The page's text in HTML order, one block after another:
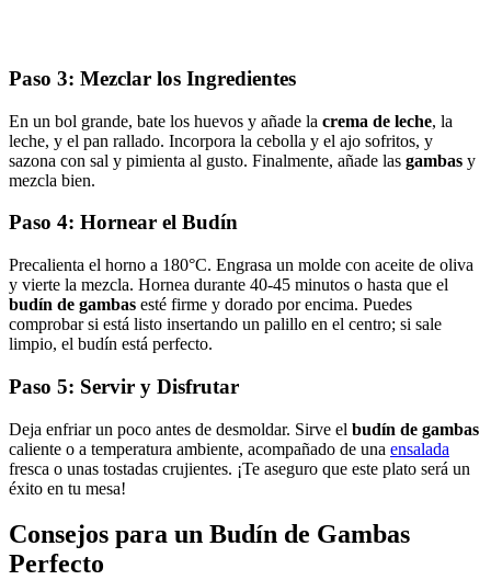
Paso 3: Mezclar los Ingredientes
En un bol grande, bate los huevos y añade la crema de leche, la
leche, y el pan rallado. Incorpora la cebolla y el ajo sofritos, y
sazona con sal y pimienta al gusto. Finalmente, añade las gambas y
mezcla bien.
Paso 4: Hornear el Budín
Precalienta el horno a 180°C. Engrasa un molde con aceite de oliva
y vierte la mezcla. Hornea durante 40-45 minutos o hasta que el
budín de gambas esté firme y dorado por encima. Puedes
comprobar si está listo insertando un palillo en el centro; si sale
limpio, el budín está perfecto.
Paso 5: Servir y Disfrutar
Deja enfriar un poco antes de desmoldar. Sirve el budín de gambas
caliente o a temperatura ambiente, acompañado de una ensalada
fresca o unas tostadas crujientes. ¡Te aseguro que este plato será un
éxito en tu mesa!
Consejos para un Budín de Gambas
Perfecto